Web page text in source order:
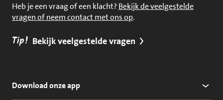
Heb je een vraag of een klacht? Bekijk de veelgestelde
vragen of neem contact met ons op.
Tip! Bekijk veelgestelde vragen
Download onze app